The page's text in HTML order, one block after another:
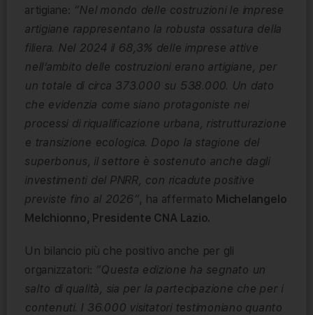
artigiane: “Nel mondo delle costruzioni le imprese
artigiane rappresentano la robusta ossatura della
filiera. Nel 2024 il 68,3% delle imprese attive
nell’ambito delle costruzioni erano artigiane, per
un totale di circa 373.000 su 538.000. Un dato
che evidenzia come siano protagoniste nei
processi di riqualificazione urbana, ristrutturazione
e transizione ecologica. Dopo la stagione del
superbonus, il settore è sostenuto anche dagli
investimenti del PNRR, con ricadute positive
previste fino al 2026”, ha affermato Michelangelo
Melchionno, Presidente CNA Lazio.
Un bilancio più che positivo anche per gli
organizzatori: “Questa edizione ha segnato un
salto di qualità, sia per la partecipazione che per i
contenuti. I 36.000 visitatori testimoniano quanto